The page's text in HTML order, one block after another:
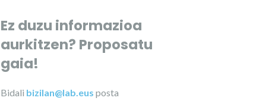
Ez duzu informazioa
aurkitzen? Proposatu
gaia!
Bidali bizilan@lab.eus posta